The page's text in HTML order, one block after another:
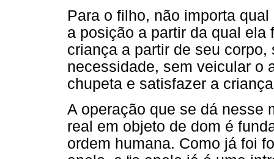
Para o filho, não importa
a posição a partir da qual ela
criança a partir de seu
necessidade, sem veicular o
chupeta e satisfazer a
A operação que se dá nesse
real em objeto de dom é
ordem humana. Como já foi